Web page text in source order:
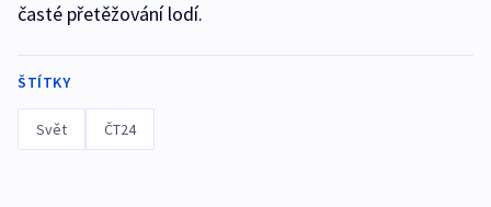
časté přetěžování lodí.
ŠTÍTKY
Svět ČT24